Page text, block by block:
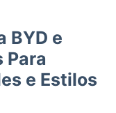
BYD e
Para
e Estilos